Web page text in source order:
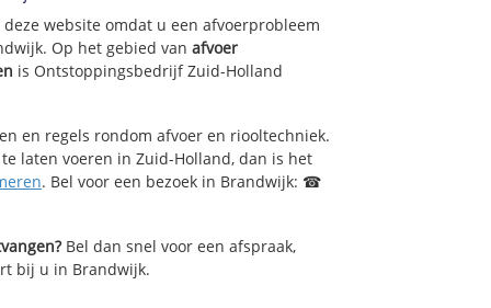
website omdat u een afvoerprobleem
Op het gebied van afvoer
is Ontstoppingsbedrijf Zuid-Holland
en regels rondom afvoer en riooltechniek.
laten voeren in Zuid-Holland, dan is het
. Bel voor een bezoek in Brandwijk: ☎
Bel dan snel voor een afspraak,
bij u in Brandwijk.